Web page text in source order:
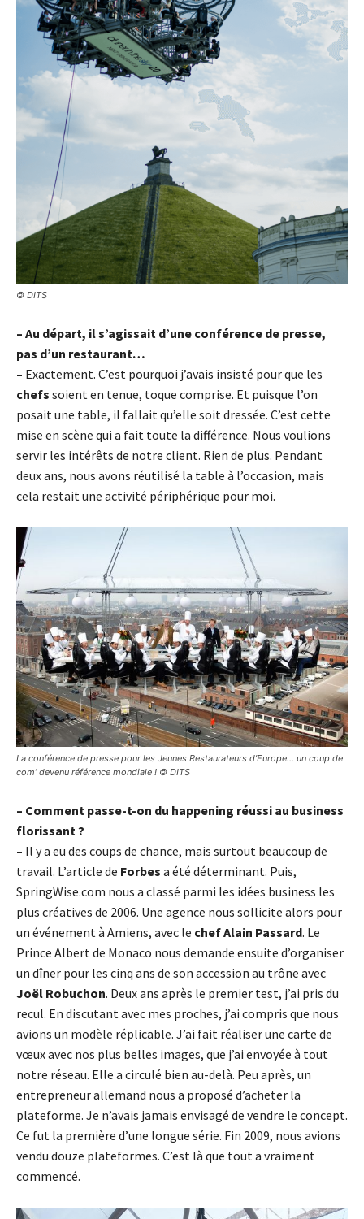
© DITS
– Au départ, il s’agissait d’une conférence de presse,
pas d’un restaurant…
– Exactement. C’est pourquoi j’avais insisté pour que les
chefs soient en tenue, toque comprise. Et puisque l’on
posait une table, il fallait qu’elle soit dressée. C’est cette
mise en scène qui a fait toute la différence. Nous voulions
servir les intérêts de notre client. Rien de plus. Pendant
deux ans, nous avons réutilisé la table à l’occasion, mais
cela restait une activité périphérique pour moi.
La conférence de presse pour les Jeunes Restaurateurs d’Europe… un coup de
com’ devenu référence mondiale ! © DITS
– Comment passe-t-on du happening réussi au business
florissant ?
– Il y a eu des coups de chance, mais surtout beaucoup de
travail. L’article de Forbes a été déterminant. Puis,
SpringWise.com nous a classé parmi les idées business les
plus créatives de 2006. Une agence nous sollicite alors pour
un événement à Amiens, avec le chef Alain Passard. Le
Prince Albert de Monaco nous demande ensuite d’organiser
un dîner pour les cinq ans de son accession au trône avec
Joël Robuchon. Deux ans après le premier test, j’ai pris du
recul. En discutant avec mes proches, j’ai compris que nous
avions un modèle réplicable. J’ai fait réaliser une carte de
vœux avec nos plus belles images, que j’ai envoyée à tout
notre réseau. Elle a circulé bien au-delà. Peu après, un
entrepreneur allemand nous a proposé d’acheter la
plateforme. Je n’avais jamais envisagé de vendre le concept.
Ce fut la première d’une longue série. Fin 2009, nous avions
vendu douze plateformes. C’est là que tout a vraiment
commencé.